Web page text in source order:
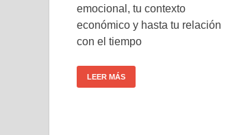
emocional, tu contexto
económico y hasta tu relación
con el tiempo
LEER MÁS